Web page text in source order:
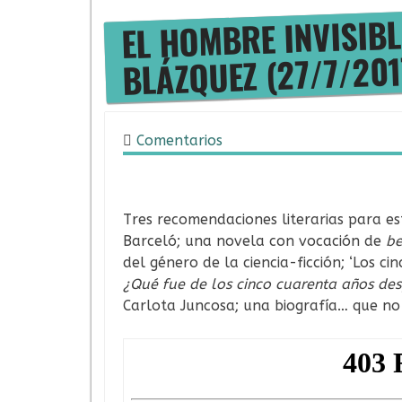
EL HOMBRE
BLÁZQUEZ (27/7/
Comentarios
Tres recomendaciones literarias para
Barceló; una novela con vocación de
del género de la ciencia-ficción; ‘Los
¿Qué fue de los cinco cuarenta años
Carlota Juncosa; una biografía… que